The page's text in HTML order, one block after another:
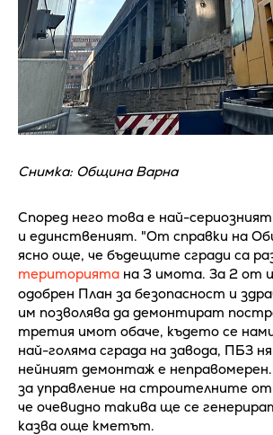
Снимка: Община Варна
Според него това е най-
и единственият. "От справки на
ясно още, че бъдещите сгради са
територията на 3 имота. За 2 от
одобрен План за безопасност и
им позволява да демонтират
третия имот обаче, където се
най-голяма сграда на завода, ПБЗ
нейният демонтаж е
за управление на строителните
че очевидно такива ще се
казва още кметът.